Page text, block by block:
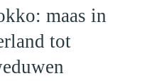
maas in
tot